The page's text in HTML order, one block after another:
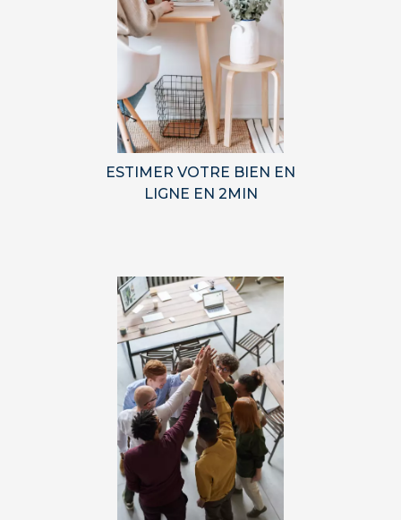
ESTIMER VOTRE BIEN EN
LIGNE EN 2MIN